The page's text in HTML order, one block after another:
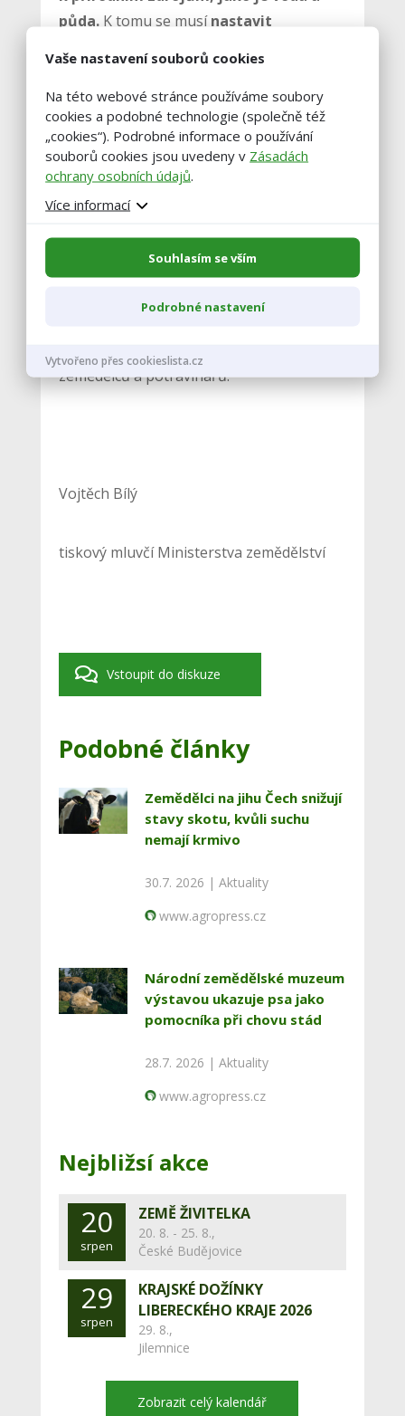
půda.K tomu se musínastavit
zemědělců a potravinářů vůči zemím
mimo EU, které podobné cíle nemají.
Například cíle v nových strategiích
považujeme za velmi ambiciózní. Ze strany
Komise nejsou podloženy žádnou
potravinářský sektor a na ohrožení
konkurenceschopnosti těchto sektorů.
V žádném případě by žádná opatření
zemědělců a potravinářů.
Vojtěch Bílý
tiskový mluvčí Ministerstva zemědělství
Vstoupit do diskuze
Podobné články
Zemědělci na jihu Čech snižují
stavy skotu, kvůli suchu
nemají krmivo
30.7. 2026 | Aktuality
www.agropress.cz
Národní zemědělské muzeum
výstavou ukazuje psa jako
pomocníka při chovu stád
28.7. 2026 | Aktuality
www.agropress.cz
Nejbližsí akce
20
srpen
ZEMĚ ŽIVITELKA
20. 8. - 25. 8.,
České Budějovice
29
srpen
KRAJSKÉ DOŽÍNKY
LIBERECKÉHO KRAJE 2026
29. 8.,
Jilemnice
Zobrazit celý kalendář
Vaše nastavení souborů cookies
Na této webové stránce používáme soubory
cookies a podobné technologie (společně též
„cookies“). Podrobné informace o používání
souborů cookies jsou uvedeny v Zásadách
ochrany osobních údajů.
Více informací
Souhlasím se vším
Podrobné nastavení
Vytvořeno přes cookieslista.cz